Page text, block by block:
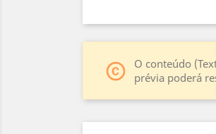
copyright
O conteúdo
prévia poderá